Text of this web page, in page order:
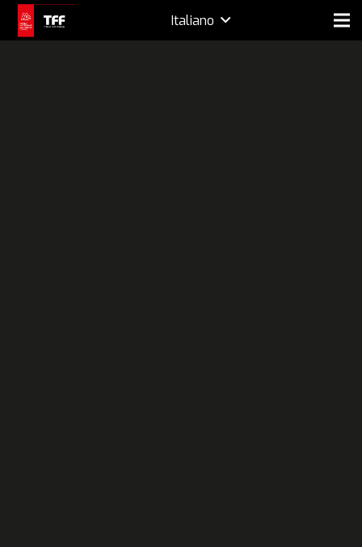
Italiano